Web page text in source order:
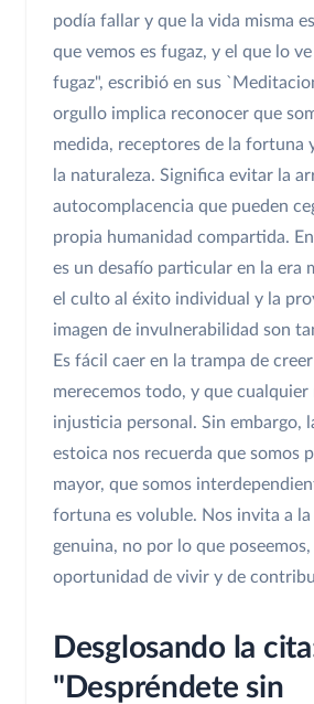
podía fallar y que la vida misma
que vemos es fugaz, y el que lo
fugaz", escribió en sus
orgullo implica reconocer que
medida, receptores de la fortuna
la naturaleza. Significa evitar la
autocomplacencia que pueden
propia humanidad compartida.
es un desafío particular en la era
el culto al éxito individual y la
imagen de invulnerabilidad son
Es fácil caer en la trampa de
merecemos todo, y que cualquier
injusticia personal. Sin embargo,
estoica nos recuerda que somos
mayor, que somos
fortuna es voluble. Nos invita a
genuina, no por lo que
oportunidad de vivir y de
Desglosando la
"Despréndete sin